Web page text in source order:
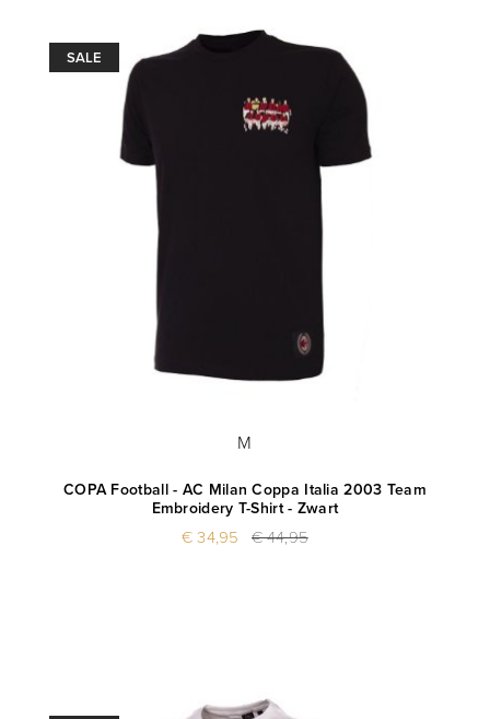
SALE
M
COPA Football - AC Milan Coppa Italia 2003 Team
Embroidery T-Shirt - Zwart
€ 34,95 € 44,95